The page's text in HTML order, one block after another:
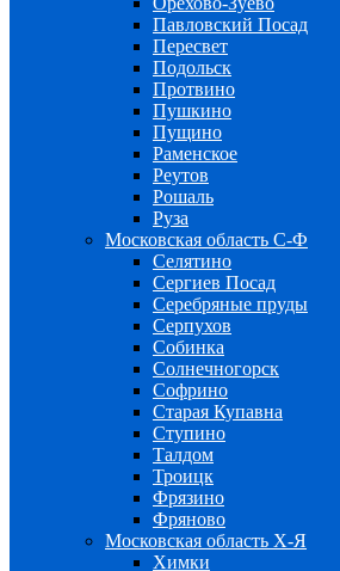
Павловский Посад
Пересвет
Подольск
Протвино
Пушкино
Пущино
Раменское
Реутов
Рошаль
Руза
Московская область С-Ф
Селятино
Сергиев Посад
Серебряные пруды
Серпухов
Собинка
Солнечногорск
Софрино
Старая Купавна
Ступино
Талдом
Троицк
Фрязино
Фряново
Московская область Х-Я
Химки